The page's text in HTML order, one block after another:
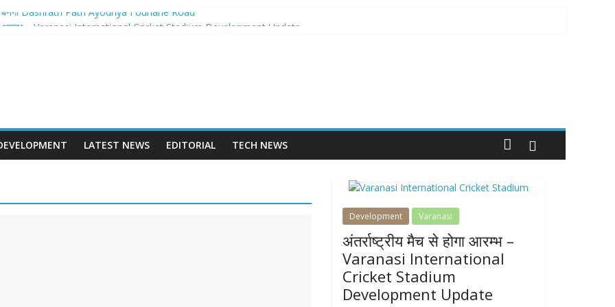
बनेगा Dashrath Path Ayodhya Fourlane Road
– Mohansarai Lahartara 6 Lane Road Varanasi
पुल – Prayagraj 6 Lane Ganga Bridge
LATEST NEWS EDITORIAL TECH NEWS
Development Varanasi
अंतर्राष्ट्रीय मैच से होगा आरम्भ –
Varanasi International
Cricket Stadium
Development Update